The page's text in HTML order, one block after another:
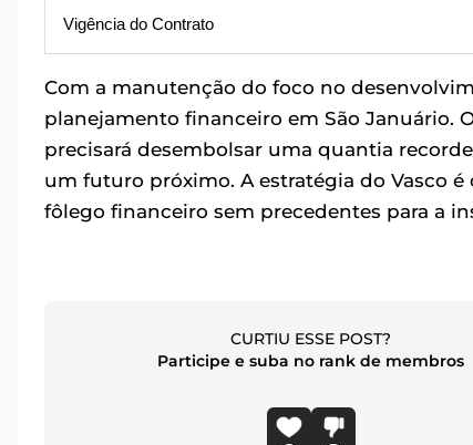
Vigência do Contrato
Com a manutenção do foco no
planejamento financeiro em São Januário.
precisará desembolsar uma quantia
um futuro próximo. A estratégia do Vasco
fôlego financeiro sem precedentes para a
CURTIU ESSE POST?
Participe e suba no rank de membros